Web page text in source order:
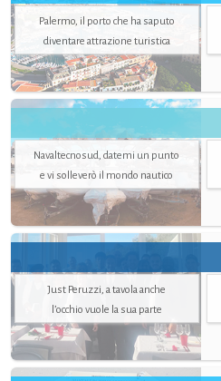
Palermo, il porto che ha saputo
diventare attrazione turistica
Navaltecnosud, datemi un punto
e vi solleverò il mondo nautico
Just Peruzzi, a tavola anche
l’occhio vuole la sua parte